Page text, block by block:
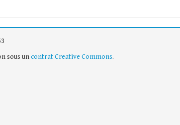
sous uncontrat Creative Commons.